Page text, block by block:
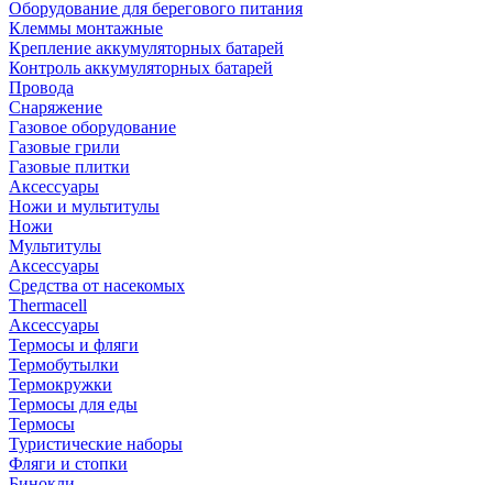
Оборудование для берегового питания
Клеммы монтажные
Крепление аккумуляторных батарей
Контроль аккумуляторных батарей
Провода
Снаряжение
Газовое оборудование
Газовые грили
Газовые плитки
Аксессуары
Ножи и мультитулы
Ножи
Мультитулы
Аксессуары
Средства от насекомых
Thermacell
Аксессуары
Термосы и фляги
Термобутылки
Термокружки
Термосы для еды
Термосы
Туристические наборы
Фляги и стопки